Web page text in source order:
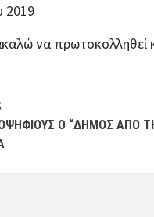
2019
να πρωτοκολληθεί
Ο “ΔΗΜΟΣ ΑΠΟ